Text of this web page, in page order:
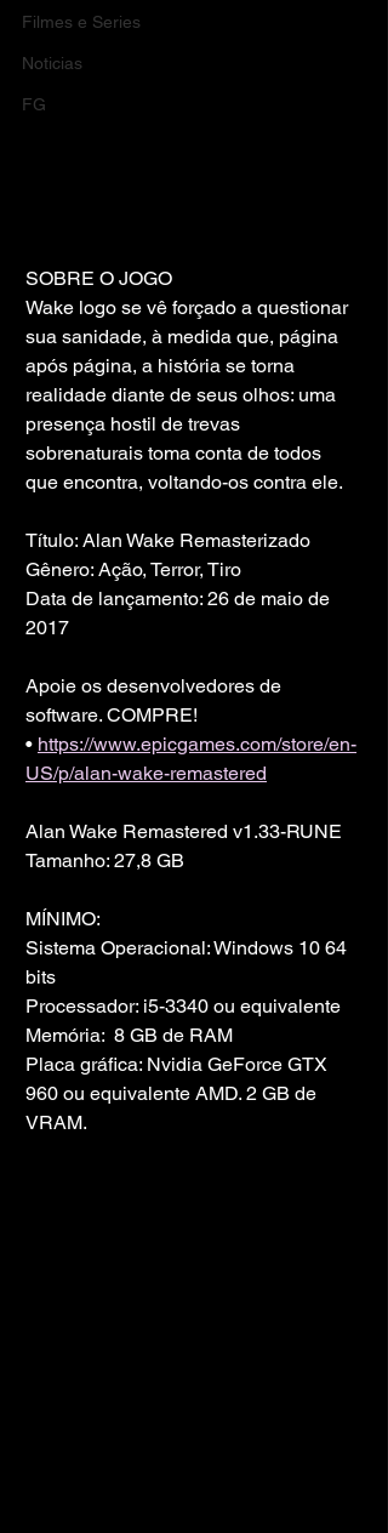
Filmes e Series
Noticias
FG
SOBRE O JOGO
Wake logo se vê forçado a questionar
sua sanidade, à medida que, página
após página, a história se torna
realidade diante de seus olhos: uma
presença hostil de trevas
sobrenaturais toma conta de todos
que encontra, voltando-os contra ele.
Título: Alan Wake Remasterizado
Gênero: Ação, Terror, Tiro
Data de lançamento: 26 de maio de
2017
Apoie os desenvolvedores de
software. COMPRE!
• https://www.epicgames.com/store/en-
US/p/alan-wake-remastered
Alan Wake Remastered v1.33-RUNE
Tamanho: 27,8 GB
MÍNIMO:
Sistema Operacional: Windows 10 64
bits
Processador: i5-3340 ou equivalente
Memória:  8 GB de RAM
Placa gráfica: Nvidia GeForce GTX
960 ou equivalente AMD. 2 GB de
VRAM.